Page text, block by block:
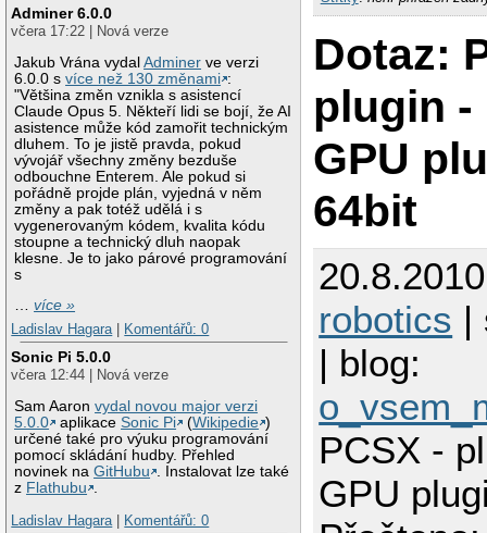
Adminer 6.0.0
včera 17:22 | Nová verze
Jakub Vrána vydalAdminer ve verzi
6.0.0 svíce než 130 změnami :
"Většina změn vznikla s asistencí
Claude Opus 5. Někteří lidi se bojí, že AI
asistence může kód zamořit technickým
dluhem. To je jistě pravda, pokud
vývojář všechny změny bezduše
odbouchne Enterem. Ale pokud si
pořádně projde plán, vyjedná v něm
změny a pak totéž udělá i s
vygenerovaným kódem, kvalita kódu
stoupne a technický dluh naopak
klesne. Je to jako párové programování
s
…více »
Ladislav Hagara
Komentářů: 0
Sonic Pi 5.0.0
včera 12:44 | Nová verze
Sam Aaronvydal novou major verzi
5.0.0
aplikaceSonic Pi (Wikipedie )
určené také pro výuku programování
pomocí skládání hudby. Přehled
novinek naGitHubu . Instalovat lze také
z Flathubu .
Ladislav Hagara
Komentářů: 0
Dotaz:
plugin -
GPU
64bit
robotics |
| blog:
PCSX -
GPU